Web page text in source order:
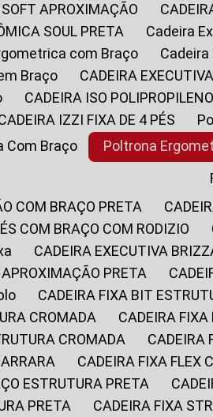
SOFT APROXIMAÇÃO
SOUL PRETA
Cadeira
com Braço
Braço
CADEIRA
CADEIRA ISO
CADEIRA IZZI FIXA DE 4 PÉS
Com Braço
Poltrona
COM BRAÇO PRETA
COM BRAÇO COM RODIZIO
CADEIRA EXECUTIVA
APROXIMAÇÃO PRETA
CADEIRA FIXA BIT
CROMADA
CADEIRA
CROMADA
CADEIRA FIXA
ESTRUTURA PRETA
PRETA
CADEIRA FIXA